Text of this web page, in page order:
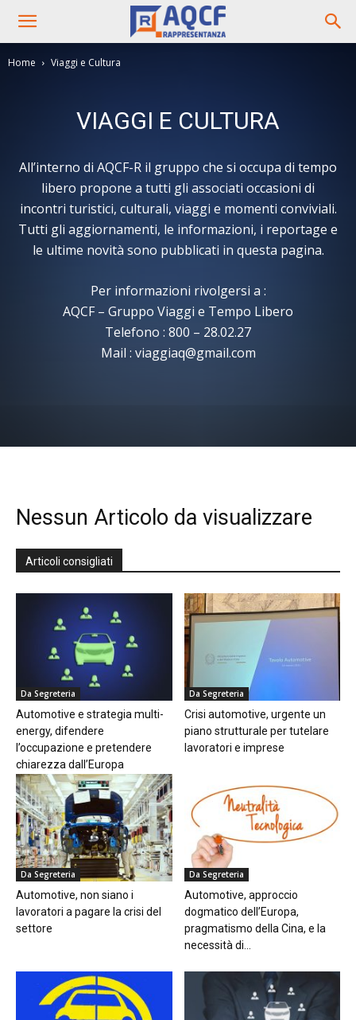
Home Viaggi e Cultura
VIAGGI E CULTURA
All’interno di AQCF-R il gruppo che si occupa di tempo
libero propone a tutti gli associati occasioni di
incontri turistici, culturali, viaggi e momenti conviviali.
Tutti gli aggiornamenti, le informazioni, i reportage e
le ultime novità sono pubblicati in questa pagina.
Per informazioni rivolgersi a :
AQCF – Gruppo Viaggi e Tempo Libero
Telefono : 800 – 28.02.27
Mail : viaggiaq@gmail.com
Nessun Articolo da visualizzare
Articoli consigliati
Da Segreteria
Automotive e strategia multi-
energy, difendere
l’occupazione e pretendere
chiarezza dall’Europa
Da Segreteria
Crisi automotive, urgente un
piano strutturale per tutelare
lavoratori e imprese
Da Segreteria
Automotive, non siano i
lavoratori a pagare la crisi del
settore
Da Segreteria
Automotive, approccio
dogmatico dell’Europa,
pragmatismo della Cina, e la
necessità di...